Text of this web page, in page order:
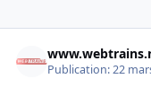
Publication:22